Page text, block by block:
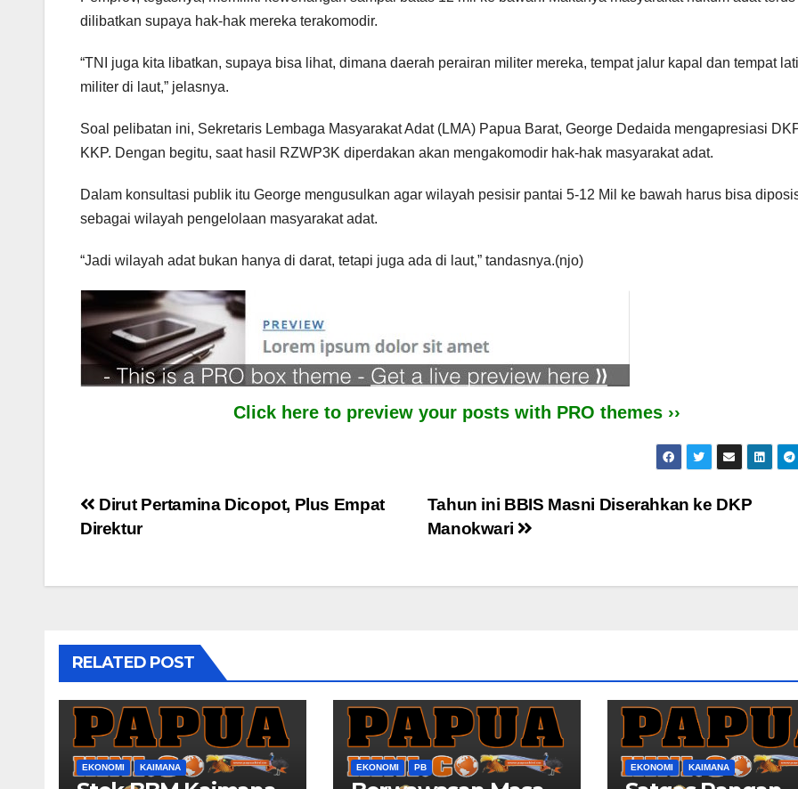
dilibatkan supaya hak-hak mereka terakomodir.
“TNI juga kita libatkan, supaya bisa lihat, dimana daerah perairan militer mereka, tempat jalur kapal dan tempat
militer di laut,” jelasnya.
Soal pelibatan ini, Sekretaris Lembaga Masyarakat Adat (LMA) Papua Barat, George Dedaida mengapresiasi
KKP. Dengan begitu, saat hasil RZWP3K diperdakan akan mengakomodir hak-hak masyarakat adat.
Dalam konsultasi publik itu George mengusulkan agar wilayah pesisir pantai 5-12 Mil ke bawah harus bisa
sebagai wilayah pengelolaan masyarakat adat.
“Jadi wilayah adat bukan hanya di darat, tetapi juga ada di laut,” tandasnya.(njo)
Click here to preview your posts with PRO themes ››
Post
Tahun ini BBIS Masni Diserahkan ke DKP
Manokwari
Dirut Pertamina Dicopot, Plus Empat
Direktur
RELATED POST
EKONOMI KAIMANA EKONOMI PB EKONOMI KAIMANA